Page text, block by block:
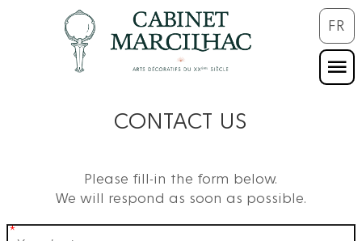
FR
CONTACT US
Please fill-in the form below.
We will respond as soon as possible.